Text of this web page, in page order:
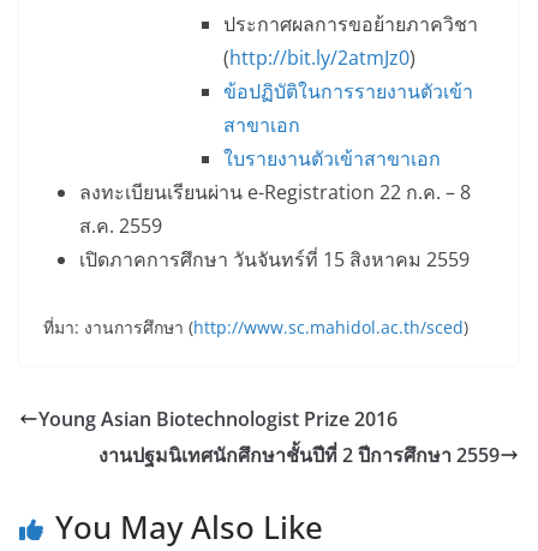
ประกาศผลการขอย้ายภาควิชา
(http://bit.ly/2atmJz0)
ข้อปฏิบัติในการรายงานตัวเข้า
สาขาเอก
ใบรายงานตัวเข้าสาขาเอก
ลงทะเบียนเรียนผ่าน e-Registration 22 ก.ค. – 8
ส.ค. 2559
เปิดภาคการศึกษา วันจันทร์ที่ 15 สิงหาคม 2559
ที่มา: งานการศึกษา (http://www.sc.mahidol.ac.th/sced)
Young Asian Biotechnologist Prize 2016
งานปฐมนิเทศนักศึกษาชั้นปีที่ 2 ปีการศึกษา 2559
You May Also Like